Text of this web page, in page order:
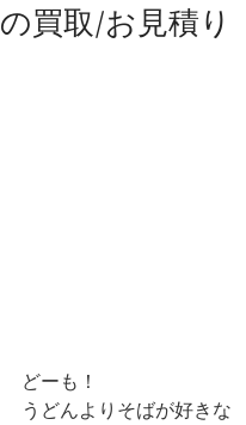
の買取/お見積り
どーも！
うどんよりそばが好きな